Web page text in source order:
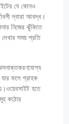
যে কোনও
দ্বারা আবদ্ধ।
নিজের ঝুঁকিতে
সময় প্রতি
যার ফলে গ্রাহক
হতে
কঠোর